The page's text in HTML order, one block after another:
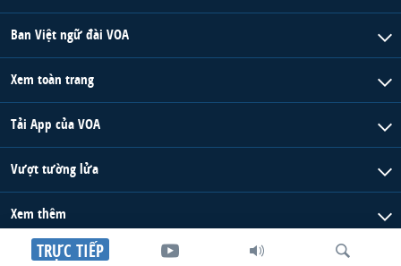
TRỰC TIẾP
Ban Việt ngữ đài VOA
Xem toàn trang
Tải App của VOA
Vượt tường lửa
Xem thêm